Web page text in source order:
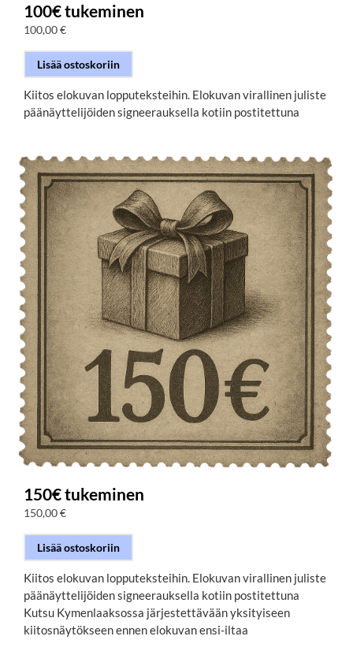
100€ tukeminen
100,00€
Lisää ostoskoriin
Kiitos elokuvan lopputeksteihin. Elokuvan virallinen juliste
päänäyttelijöiden signeerauksella kotiin postitettuna
150€ tukeminen
150,00€
Lisää ostoskoriin
Kiitos elokuvan lopputeksteihin. Elokuvan virallinen juliste
päänäyttelijöiden signeerauksella kotiin postitettuna
Kutsu Kymenlaaksossa järjestettävään yksityiseen
kiitosnäytökseen ennen elokuvan ensi-iltaa